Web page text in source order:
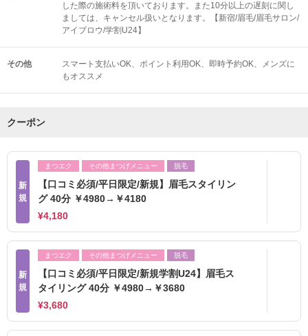
した際の施術料を頂いております。また10分以上の遅刻に関し
ましては、キャンセル扱いとなります。【新宿/眉毛/眉毛サロン/
アイブロウ/学割U24】
その他 スマート支払いOK ポイント利用OK 即時予約OK
メンズに
もオススメ
クーポン
新
規
まつエク その他まつげメニュー 脱毛
【口コミ必須/平日限定/新規】眉毛スタイリン
グ 40分 ￥4980→￥4180
¥4,180
新
規
まつエク その他まつげメニュー 脱毛
【口コミ必須/平日限定/新規学割U24】眉毛ス
タイリング 40分 ￥4980→￥3680
¥3,680